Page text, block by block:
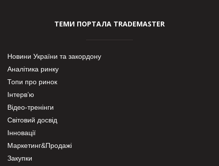
ТЕМИ ПОРТАЛА TRADEMASTER
Новини України та закордону
Аналітика ринку
Топи про ринок
Інтерв’ю
Відео-тренінги
Світовий досвід
Інновації
Маркетинг&Продажі
Закупки